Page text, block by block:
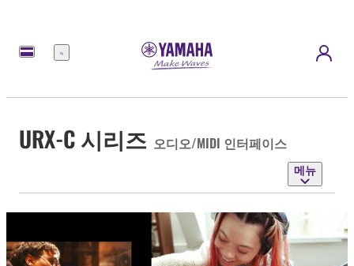
메
URX-C 시리즈 오디오/MIDI 인터페이스
메뉴